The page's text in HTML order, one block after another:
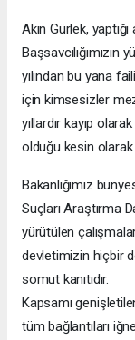
Akın Gürlek,
yılından bu yana
için kimsesizler
yıllardır kayıp
olduğu kesin
Bakanlığımız
Suçları Araştırma
yürütülen
devletimizin hiçbir
somut kanıtıdır.
Kapsamı
tüm bağlantıları